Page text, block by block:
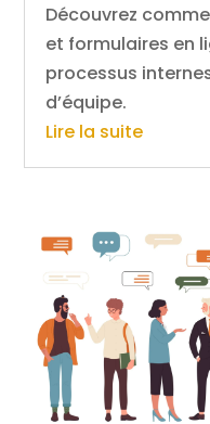
Découvrez
et formulaires en
processus
d’équipe.
Lire la suite